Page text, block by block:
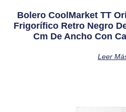
Bolero CoolMarket TT
Frigorífico Retro Negro
Cm De Ancho Con
Leer